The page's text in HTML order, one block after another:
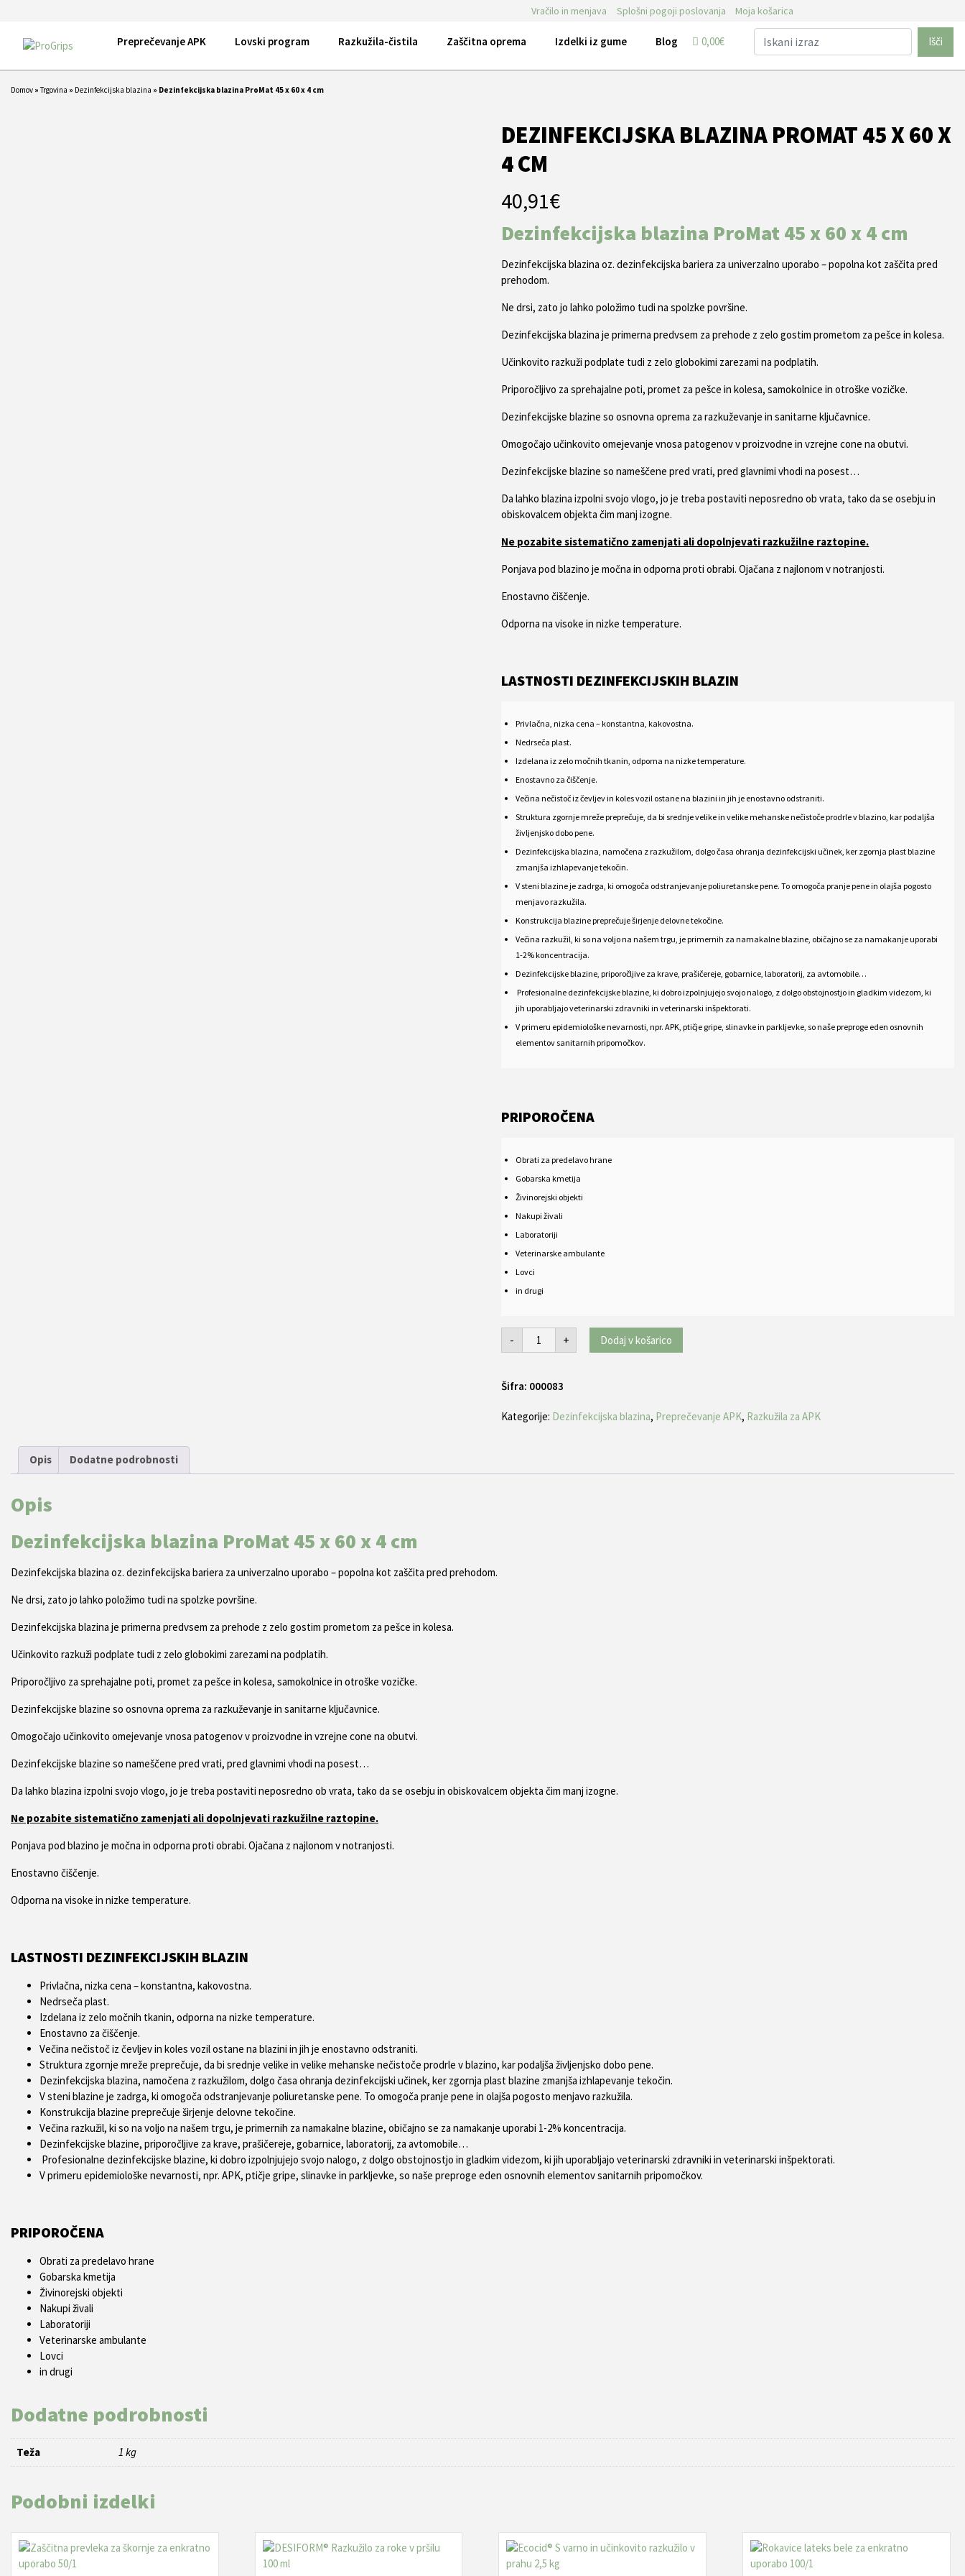
Vračilo in menjava Splošni pogoji poslovanja Moja košarica
Preprečevanje APK Lovski program Razkužila-čistila Zaščitna oprema Izdelki iz gume Blog 0,00€ Išči
Domov »Trgovina » Dezinfekcijska blazina » Dezinfekcijska blazina ProMat 45 x 60 x 4 cm
DEZINFEKCIJSKA BLAZINA PROMAT 45 X 60 X
4 CM
40,91€
Dezinfekcijska blazina ProMat 45 x 60 x 4 cm
Dezinfekcijska blazina oz. dezinfekcijska bariera za univerzalno uporabo – popolna kot zaščita pred
prehodom.
Ne drsi, zato jo lahko položimo tudi na spolzke površine.
Dezinfekcijska blazina je primerna predvsem za prehode z zelo gostim prometom za pešce in kolesa.
Učinkovito razkuži podplate tudi z zelo globokimi zarezami na podplatih.
Priporočljivo za sprehajalne poti, promet za pešce in kolesa, samokolnice in otroške vozičke.
Dezinfekcijske blazine so osnovna oprema za razkuževanje in sanitarne ključavnice.
Omogočajo učinkovito omejevanje vnosa patogenov v proizvodne in vzrejne cone na obutvi.
Dezinfekcijske blazine so nameščene pred vrati, pred glavnimi vhodi na posest…
Da lahko blazina izpolni svojo vlogo, jo je treba postaviti neposredno ob vrata, tako da se osebju in
obiskovalcem objekta čim manj izogne.
Ne pozabite sistematično zamenjati ali dopolnjevati razkužilne raztopine.
Ponjava pod blazino je močna in odporna proti obrabi. Ojačana z najlonom v notranjosti.
Enostavno čiščenje.
Odporna na visoke in nizke temperature.
LASTNOSTI DEZINFEKCIJSKIH BLAZIN
Privlačna, nizka cena – konstantna, kakovostna.
Nedrseča plast.
Izdelana iz zelo močnih tkanin, odporna na nizke temperature.
Enostavno za čiščenje.
Večina nečistoč iz čevljev in koles vozil ostane na blazini in jih je enostavno odstraniti.
Struktura zgornje mreže preprečuje, da bi srednje velike in velike mehanske nečistoče prodrle v blazino, kar podaljša
življenjsko dobo pene.
Dezinfekcijska blazina, namočena z razkužilom, dolgo časa ohranja dezinfekcijski učinek, ker zgornja plast blazine
zmanjša izhlapevanje tekočin.
V steni blazine je zadrga, ki omogoča odstranjevanje poliuretanske pene. To omogoča pranje pene in olajša pogosto
menjavo razkužila.
Konstrukcija blazine preprečuje širjenje delovne tekočine.
Večina razkužil, ki so na voljo na našem trgu, je primernih za namakalne blazine, običajno se za namakanje uporabi
1-2% koncentracija.
Dezinfekcijske blazine, priporočljive za krave, prašičereje, gobarnice, laboratorij, za avtomobile…
Profesionalne dezinfekcijske blazine, ki dobro izpolnjujejo svojo nalogo, z dolgo obstojnostjo in gladkim videzom, ki
jih uporabljajo veterinarski zdravniki in veterinarski inšpektorati.
V primeru epidemiološke nevarnosti, npr. APK, ptičje gripe, slinavke in parkljevke, so naše preproge eden osnovnih
elementov sanitarnih pripomočkov.
PRIPOROČENA
Obrati za predelavo hrane
Gobarska kmetija
Živinorejski objekti
Nakupi živali
Laboratoriji
Veterinarske ambulante
Lovci
in drugi
-
Dezinfekcijska
blazina
ProMat
60
cm
+ Dodaj v košarico
Šifra: 000083
Kategorije: Dezinfekcijska blazina, Preprečevanje APK, Razkužila za APK
Opis Dodatne podrobnosti
Opis
Dezinfekcijska blazina ProMat 45 x 60 x 4 cm
Dezinfekcijska blazina oz. dezinfekcijska bariera za univerzalno uporabo – popolna kot zaščita pred prehodom.
Ne drsi, zato jo lahko položimo tudi na spolzke površine.
Dezinfekcijska blazina je primerna predvsem za prehode z zelo gostim prometom za pešce in kolesa.
Učinkovito razkuži podplate tudi z zelo globokimi zarezami na podplatih.
Priporočljivo za sprehajalne poti, promet za pešce in kolesa, samokolnice in otroške vozičke.
Dezinfekcijske blazine so osnovna oprema za razkuževanje in sanitarne ključavnice.
Omogočajo učinkovito omejevanje vnosa patogenov v proizvodne in vzrejne cone na obutvi.
Dezinfekcijske blazine so nameščene pred vrati, pred glavnimi vhodi na posest…
Da lahko blazina izpolni svojo vlogo, jo je treba postaviti neposredno ob vrata, tako da se osebju in obiskovalcem objekta čim manj izogne.
Ne pozabite sistematično zamenjati ali dopolnjevati razkužilne raztopine.
Ponjava pod blazino je močna in odporna proti obrabi. Ojačana z najlonom v notranjosti.
Enostavno čiščenje.
Odporna na visoke in nizke temperature.
LASTNOSTI DEZINFEKCIJSKIH BLAZIN
Privlačna, nizka cena – konstantna, kakovostna.
Nedrseča plast.
Izdelana iz zelo močnih tkanin, odporna na nizke temperature.
Enostavno za čiščenje.
Večina nečistoč iz čevljev in koles vozil ostane na blazini in jih je enostavno odstraniti.
Struktura zgornje mreže preprečuje, da bi srednje velike in velike mehanske nečistoče prodrle v blazino, kar podaljša življenjsko dobo pene.
Dezinfekcijska blazina, namočena z razkužilom, dolgo časa ohranja dezinfekcijski učinek, ker zgornja plast blazine zmanjša izhlapevanje tekočin.
V steni blazine je zadrga, ki omogoča odstranjevanje poliuretanske pene. To omogoča pranje pene in olajša pogosto menjavo razkužila.
Konstrukcija blazine preprečuje širjenje delovne tekočine.
Večina razkužil, ki so na voljo na našem trgu, je primernih za namakalne blazine, običajno se za namakanje uporabi 1-2% koncentracija.
Dezinfekcijske blazine, priporočljive za krave, prašičereje, gobarnice, laboratorij, za avtomobile…
Profesionalne dezinfekcijske blazine, ki dobro izpolnjujejo svojo nalogo, z dolgo obstojnostjo in gladkim videzom, ki jih uporabljajo veterinarski zdravniki in veterinarski inšpektorati.
V primeru epidemiološke nevarnosti, npr. APK, ptičje gripe, slinavke in parkljevke, so naše preproge eden osnovnih elementov sanitarnih pripomočkov.
PRIPOROČENA
Obrati za predelavo hrane
Gobarska kmetija
Živinorejski objekti
Nakupi živali
Laboratoriji
Veterinarske ambulante
Lovci
in drugi
Dodatne podrobnosti
Teža 1 kg
Podobni izdelki